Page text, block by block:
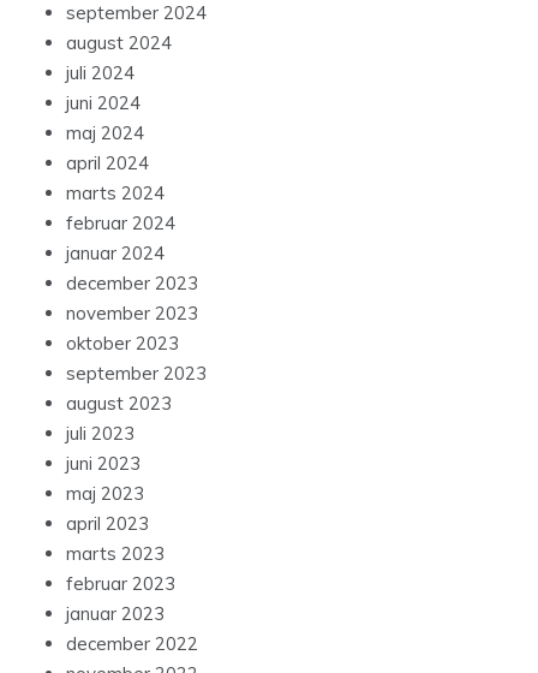
september 2024
august 2024
juli 2024
juni 2024
maj 2024
april 2024
marts 2024
februar 2024
januar 2024
december 2023
november 2023
oktober 2023
september 2023
august 2023
juli 2023
juni 2023
maj 2023
april 2023
marts 2023
februar 2023
januar 2023
december 2022